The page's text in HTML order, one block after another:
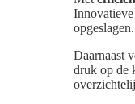
Daarnaast
druk op de